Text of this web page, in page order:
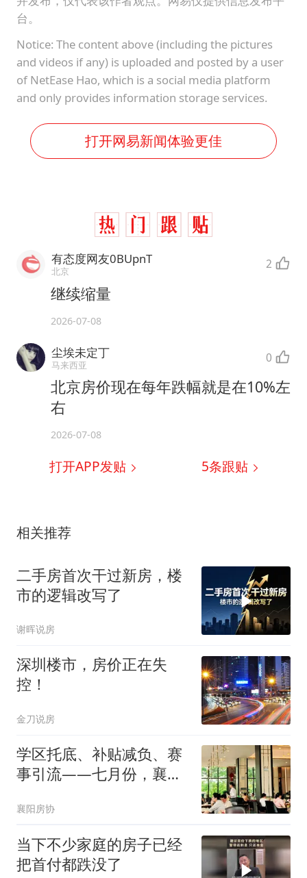
台。
Notice: The content above (including the pictures
and videos if any) is uploaded and posted by a user
of NetEase Hao, which is a social media platform
and only provides information storage services.
打开网易新闻体验更佳
有态度网友0BUpnT
北京 2
继续缩量
2026-07-08
尘埃未定丁
马来西亚 0
北京房价现在每年跌幅就是在10%左
右
2026-07-08
打开APP发贴 5条跟贴
相关推荐
二手房首次干过新房，楼
市的逻辑改写了
谢晖说房
深圳楼市，房价正在失
控！
金刀说房
学区托底、补贴减负、赛
事引流——七月份，襄阳
盘稳
襄阳房协
当下不少家庭的房子已经
把首付都跌没了